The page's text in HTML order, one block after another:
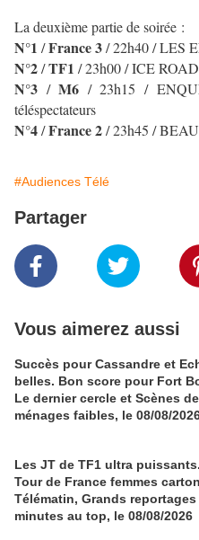
La deuxième partie de soirée :
N°1 /France 3/ 22h40 / LES
N°2/TF1 / 23h00 / ICE ROAD
N°3 /M6 / 23h15 /
téléspectateurs
N°4/France 2/ 23h45 /
#Audiences Télé
Partager
Vous aimerez aussi
Succès pour Cassandre et
belles. Bon score pour Fort
Le dernier cercle et Scènes de
ménages faibles, le 08/08/
Les JT de TF1 ultra
Tour de France femmes
Télématin, Grands reportages
minutes au top, le 08/08/2026